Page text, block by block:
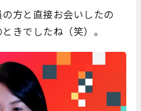
方と直接お会いしたの
きでしたね（笑）。